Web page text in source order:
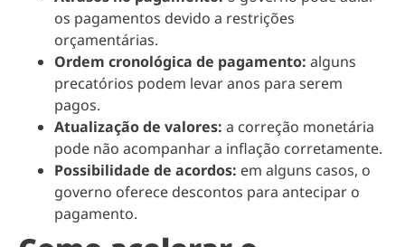
os pagamentos devido a restrições
orçamentárias.
Ordem cronológica de pagamento: alguns
precatórios podem levar anos para serem
pagos.
Atualização de valores: a correção monetária
pode não acompanhar a inflação corretamente.
Possibilidade de acordos: em alguns casos, o
governo oferece descontos para antecipar o
pagamento.